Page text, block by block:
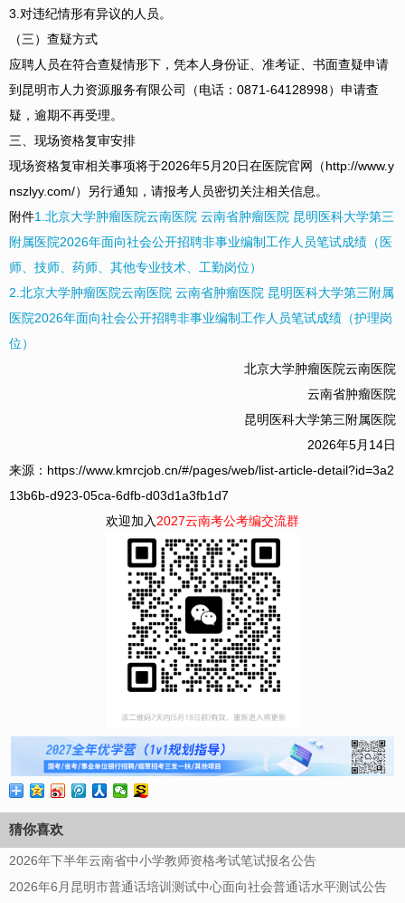
3.对违纪情形有异议的人员。
（三）查疑方式
应聘人员在符合查疑情形下，凭本人身份证、准考证、书面查疑申请
到昆明市人力资源服务有限公司（电话：0871-64128998）申请查
疑，逾期不再受理。
三、现场资格复审安排
现场资格复审相关事项将于2026年5月20日在医院官网（http://www.y
nszlyy.com/）另行通知，请报考人员密切关注相关信息。
附件1.北京大学肿瘤医院云南医院 云南省肿瘤医院 昆明医科大学第三
附属医院2026年面向社会公开招聘非事业编制工作人员笔试成绩（医
师、技师、药师、其他专业技术、工勤岗位）
2.北京大学肿瘤医院云南医院 云南省肿瘤医院 昆明医科大学第三附属
医院2026年面向社会公开招聘非事业编制工作人员笔试成绩（护理岗
位）
北京大学肿瘤医院云南医院
云南省肿瘤医院
昆明医科大学第三附属医院
2026年5月14日
来源：https://www.kmrcjob.cn/#/pages/web/list-article-detail?id=3a2
13b6b-d923-05ca-6dfb-d03d1a3fb1d7
欢迎加入2027云南考公考编交流群
猜你喜欢
2026年下半年云南省中小学教师资格考试笔试报名公告
2026年6月昆明市普通话培训测试中心面向社会普通话水平测试公告